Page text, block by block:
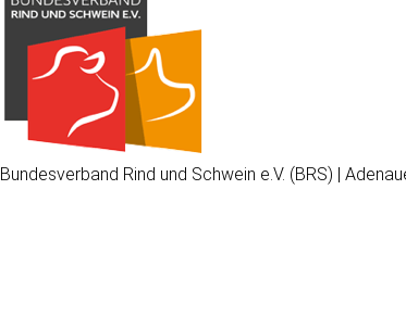
Bundesverband Rind und Schwein e.V. (BRS) |